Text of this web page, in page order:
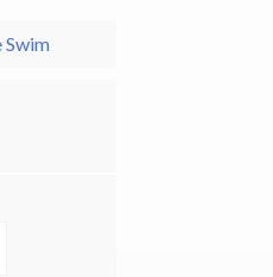
Swim